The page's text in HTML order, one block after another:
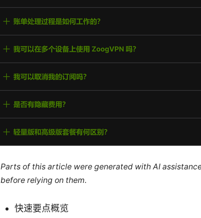
Parts of this article were generated with AI
before relying on them.
快速要点概览